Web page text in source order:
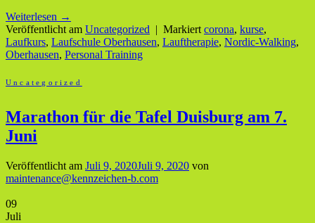
Weiterlesen →
Veröffentlicht am Uncategorized | Markiertcorona, kurse,
Laufkurs, Laufschule Oberhausen, Lauftherapie, Nordic-Walking,
Oberhausen, Personal Training
Uncategorized
Marathon für die Tafel Duisburg am 7.
Juni
Veröffentlicht am Juli 9, 2020Juli 9, 2020 von
maintenance@kennzeichen-b.com
09
Juli